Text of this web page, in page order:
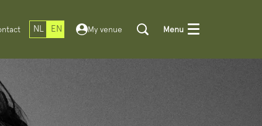
NL EN My venue Menu